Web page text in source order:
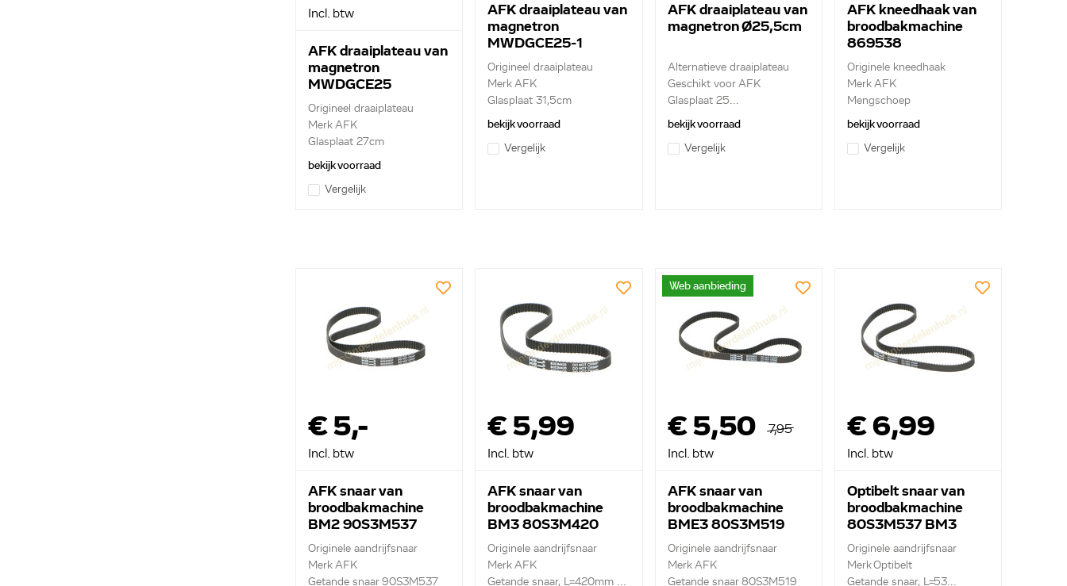
Incl. btw
AFK draaiplateau van
magnetron
MWDGCE25
Origineel draaiplateau
Merk AFK
Glasplaat 27cm
bekijk voorraad
Vergelijk
AFK draaiplateau van
magnetron
MWDGCE25-1
Origineel draaiplateau
Merk AFK
Glasplaat 31,5cm
bekijk voorraad
Vergelijk
AFK draaiplateau van
magnetron Ø25,5cm
Alternatieve draaiplateau
Geschikt voor AFK
Glasplaat 25...
bekijk voorraad
Vergelijk
AFK kneedhaak van
broodbakmachine
869538
Originele kneedhaak
Merk AFK
Mengschoep
bekijk voorraad
Vergelijk
€ 5,-
Incl. btw
AFK snaar van
broodbakmachine
BM2 90S3M537
Originele aandrijfsnaar
Merk AFK
Getande snaar 90S3M537
€ 5,99
Incl. btw
AFK snaar van
broodbakmachine
BM3 80S3M420
Originele aandrijfsnaar
Merk AFK
Getande snaar, L=420mm ...
Web aanbieding
€ 5,50
7,95
Incl. btw
AFK snaar van
broodbakmachine
BME3 80S3M519
Originele aandrijfsnaar
Merk AFK
Getande snaar 80S3M519
€ 6,99
Incl. btw
Optibelt snaar van
broodbakmachine
80S3M537 BM3
Originele aandrijfsnaar
Merk Optibelt
Getande snaar, L=53...